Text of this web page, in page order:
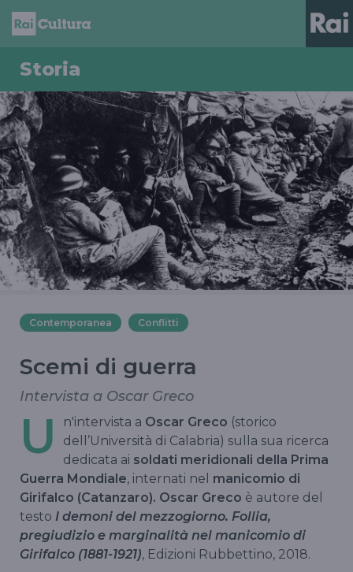
Storia
Contemporanea Conflitti
Scemi di guerra
Intervista a Oscar Greco
U n'intervista a Oscar Greco (storico
dell’Università di Calabria) sulla sua ricerca
dedicata ai soldati meridionali della Prima
Guerra Mondiale, internati nel manicomio di
Girifalco (Catanzaro). Oscar Greco è autore del
testo I demoni del mezzogiorno. Follia,
pregiudizio e marginalità nel manicomio di
Girifalco (1881-1921), Edizioni Rubbettino, 2018.